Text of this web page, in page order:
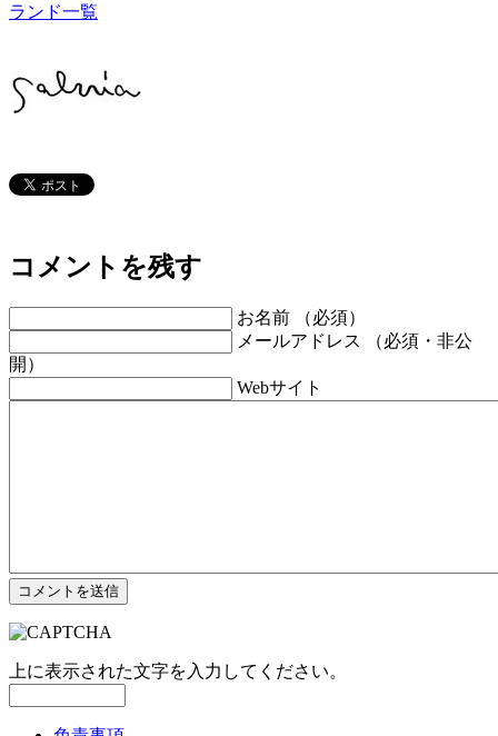
ランド一覧
コメントを残す
お名前 （必須）
メールアドレス （必須・非公
開）
Webサイト
上に表示された文字を入力してください。